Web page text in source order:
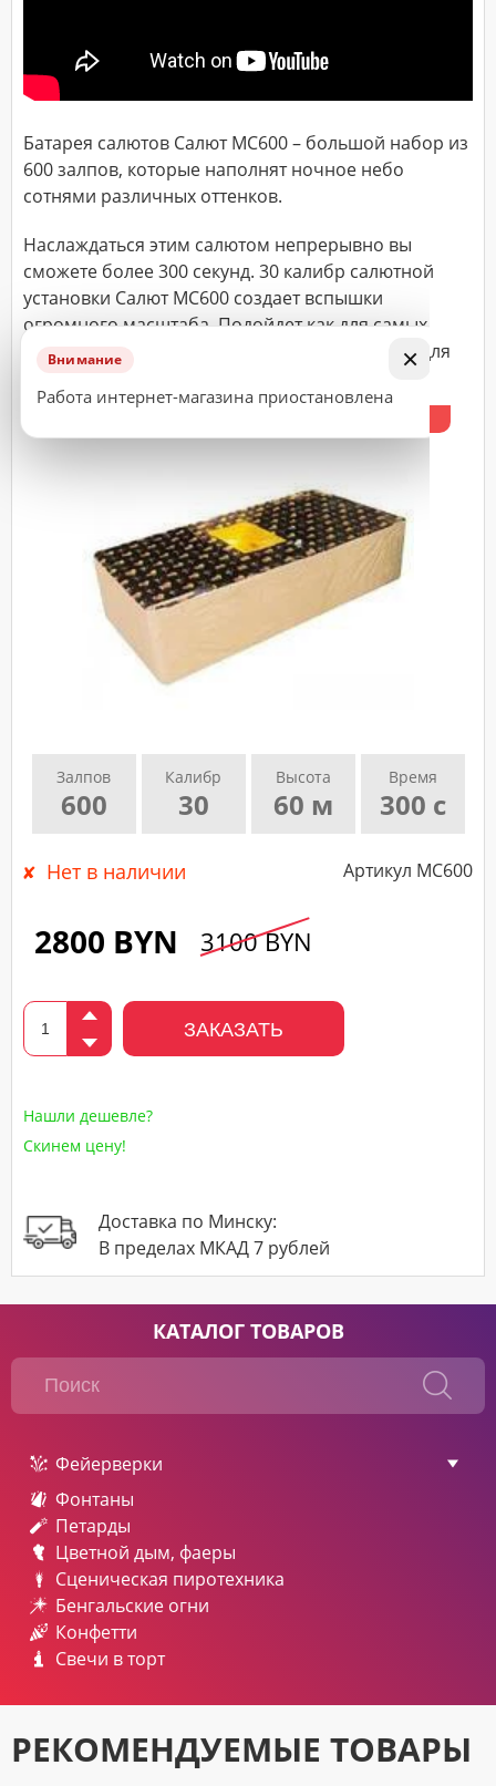
×
Внимание
Работа интернет-магазина приостановлена
Залпов
600
Калибр
30
Высота
60 м
Время
300 с
Батарея салютов Салют МС600 – большой набор из
600 залпов, которые наполнят ночное небо
сотнями различных оттенков.
Наслаждаться этим салютом непрерывно вы
сможете более 300 секунд. 30 калибр салютной
установки Салют МС600 создает вспышки
огромного масштаба. Подойдет как для самых
крупных торжественных мероприятиях, так и для
Нет в наличии Артикул МС600
2800 BYN 3100 BYN
ЗАКАЗАТЬ
Нашли дешевле?
Скинем цену!
Доставка по Минску:
В пределах МКАД 7 рублей
КАТАЛОГ ТОВАРОВ
Фейерверки
Фонтаны
Петарды
Цветной дым, фаеры
Сценическая пиротехника
Бенгальские огни
Конфетти
Свечи в торт
РЕКОМЕНДУЕМЫЕ ТОВАРЫ
ДОСТАВКА
улица,
дом,
квартира),
время
доставки*
ВАЖНО!
Заказ
считается
принятым
к
исполнению
подтверждающего
нашего
менеджера.